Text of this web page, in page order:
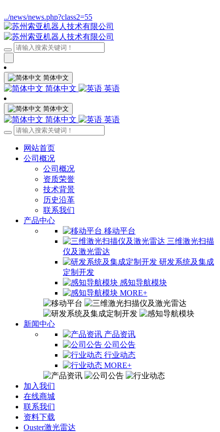
../news/news.php?class2=55
简体中文
简体中文 英语
简体中文
简体中文 英语
网站首页
公司概况
公司概况
资质荣誉
技术背景
历史沿革
联系我们
产品中心
移动平台
三维激光扫描
仪及激光雷达
研发系统及集成
定制开发
感知导航模块
MORE+
新闻中心
产品资讯
公司公告
行业动态
MORE+
加入我们
在线商城
联系我们
资料下载
Ouster激光雷达